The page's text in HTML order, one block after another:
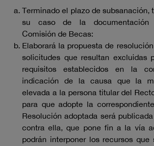
Terminado el plazo de subsanación,
su caso de la documentación
Comisión de Becas:
Elaborará la propuesta de
solicitudes que resultan excluidas
requisitos establecidos en la
indicación de la causa que la
elevada a la persona titular del
para que adopte la
Resolución adoptada será
contra ella, que pone fin a la vía
podrán interponer los recursos